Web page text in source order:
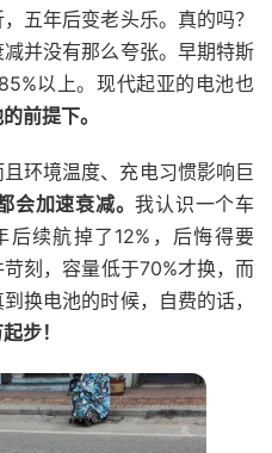
五年后变老头乐。真的吗？
并没有那么夸张。早期特斯
以上。现代起亚的电池也
前提下。
环境温度、充电习惯影响巨
会加速衰减。我认识一个车
后续航掉了12%，后悔得要
刻，容量低于70%才换，而
换电池的时候，自费的话，
步！